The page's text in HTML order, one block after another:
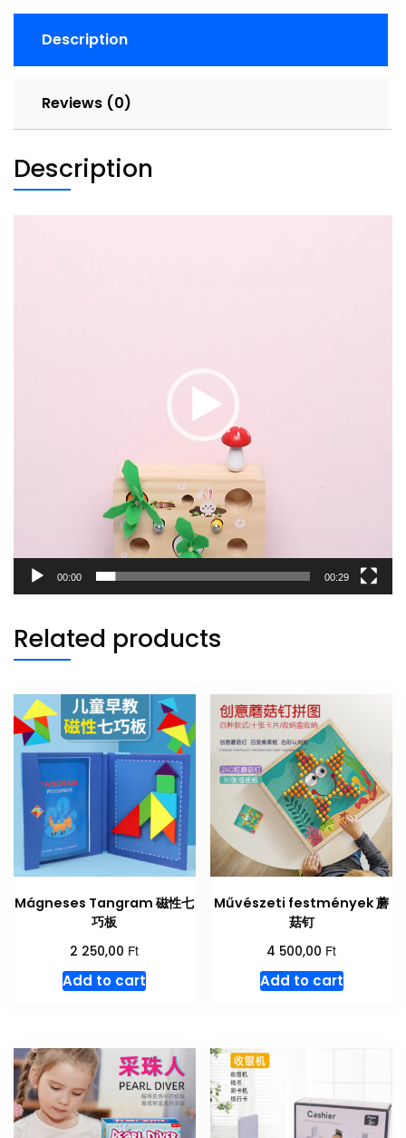
卜
蘑
虫
具
quantity
Description
Reviews (0)
Description
00:00 00:29
Related products
Mágneses Tangram 磁性七
巧板
2 250,00 Ft
Add to cart
Művészeti festmények 蘑
菇钉
4 500,00 Ft
Add to cart